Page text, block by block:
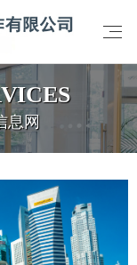
息网